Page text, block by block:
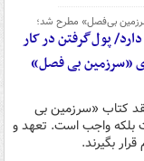
بی‌فصل» مطرح شد؛
پول‌گرفتن در کار
«سرزمین بی فصل»
کتاب «سرزمین بی
بلکه واجب است. تعهد و
بگیرند.